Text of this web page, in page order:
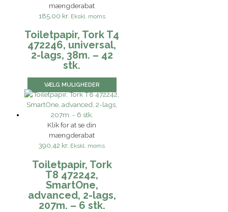
mængderabat
185,00 kr. Ekskl. moms
Toiletpapir, Tork T4
472246, universal,
2-lags, 38m. – 42
stk.
VÆLG MULIGHEDER
Klik for at se din
mængderabat
390,42 kr. Ekskl. moms
Toiletpapir, Tork
T8 472242,
SmartOne,
advanced, 2-lags,
207m. – 6 stk.